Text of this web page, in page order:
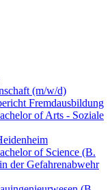
(m/w/d)
Fremdausbildung
of Arts - Soziale
of Science (B.
der Gefahrenabwehr